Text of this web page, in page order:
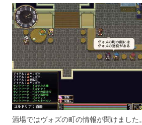
酒場ではヴォズの町の情報が聞けました。